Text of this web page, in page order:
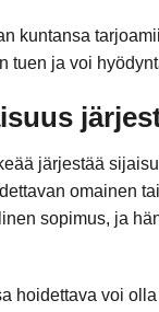
kuntansa
tuen ja voi
järjestää
omainen
sopimus, ja
hoidettava voi